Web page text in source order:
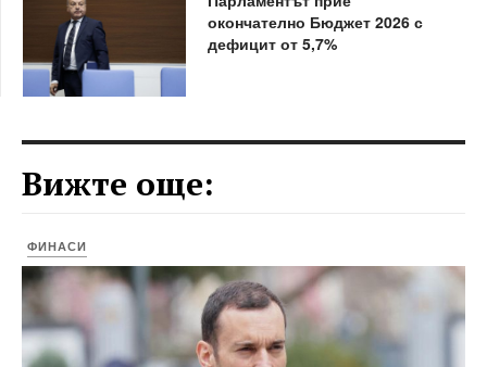
окончателно Бюджет 2026 с
дефицит от 5,7%
Вижте още:
ФИНАСИ